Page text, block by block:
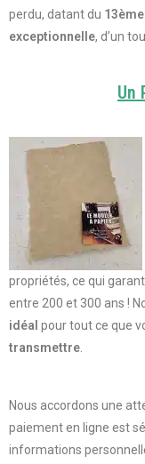
perdu, datant du
exceptionnelle, d’un
Un
propriétés, ce qui
entre 200 et 300 ans !
idéal pour tout ce que
transmettre
Nous accordons une
paiement en ligne est
informations